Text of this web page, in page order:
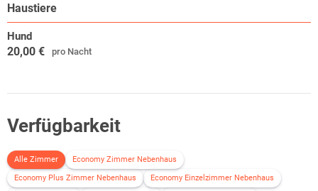
Haustiere
Hund
20,00 € pro Nacht
Verfügbarkeit
Alle Zimmer
Economy Zimmer Nebenhaus
Economy Plus Zimmer Nebenhaus
Economy Einzelzimmer Nebenhaus